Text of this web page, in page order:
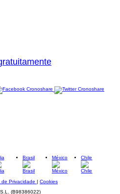
Brasil México Chile
de Privacidade | Cookies
(B98386022)